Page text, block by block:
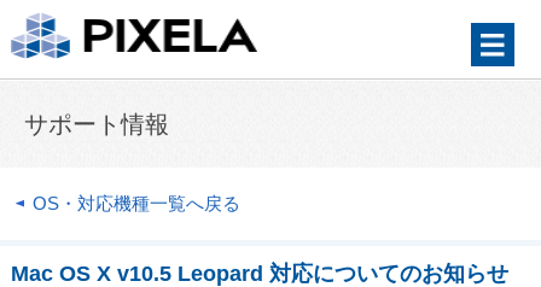
サポート情報
OS・対応機種一覧へ戻る
Mac OS X v10.5 Leopard 対応についてのお知らせ